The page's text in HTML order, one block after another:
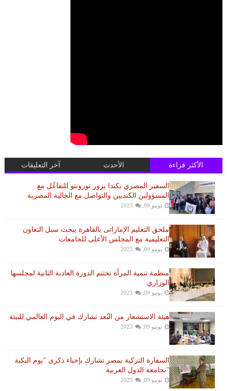
الأكثر قراءة الأحدث آخر التعليقات
السفير المصري بكندا يزور تورونتو للتفاعُل مع
المسؤولين الكنديين والتواصل مع الجالية المصرية
يونيو 09, 2023
ملحق التعليم الإماراتى بالقاهرة يبحث سبل التعاون
التعليمية مع المجلس الأعلى للجامعات
يونيو 09, 2023
منظمة تنمية المرأة تختتم الدورة العادية الثانية لمجلسها
الوزاري
يونيو 09, 2023
هيئة الاستشعار من البُعد تشارك في اليوم العالمي للبيئة
يونيو 09, 2023
السفارة التركية بمصر تشارك بإحياء ذكرى "يوم النكبة
"بجامعة الدول العربية
يونيو 09, 2023